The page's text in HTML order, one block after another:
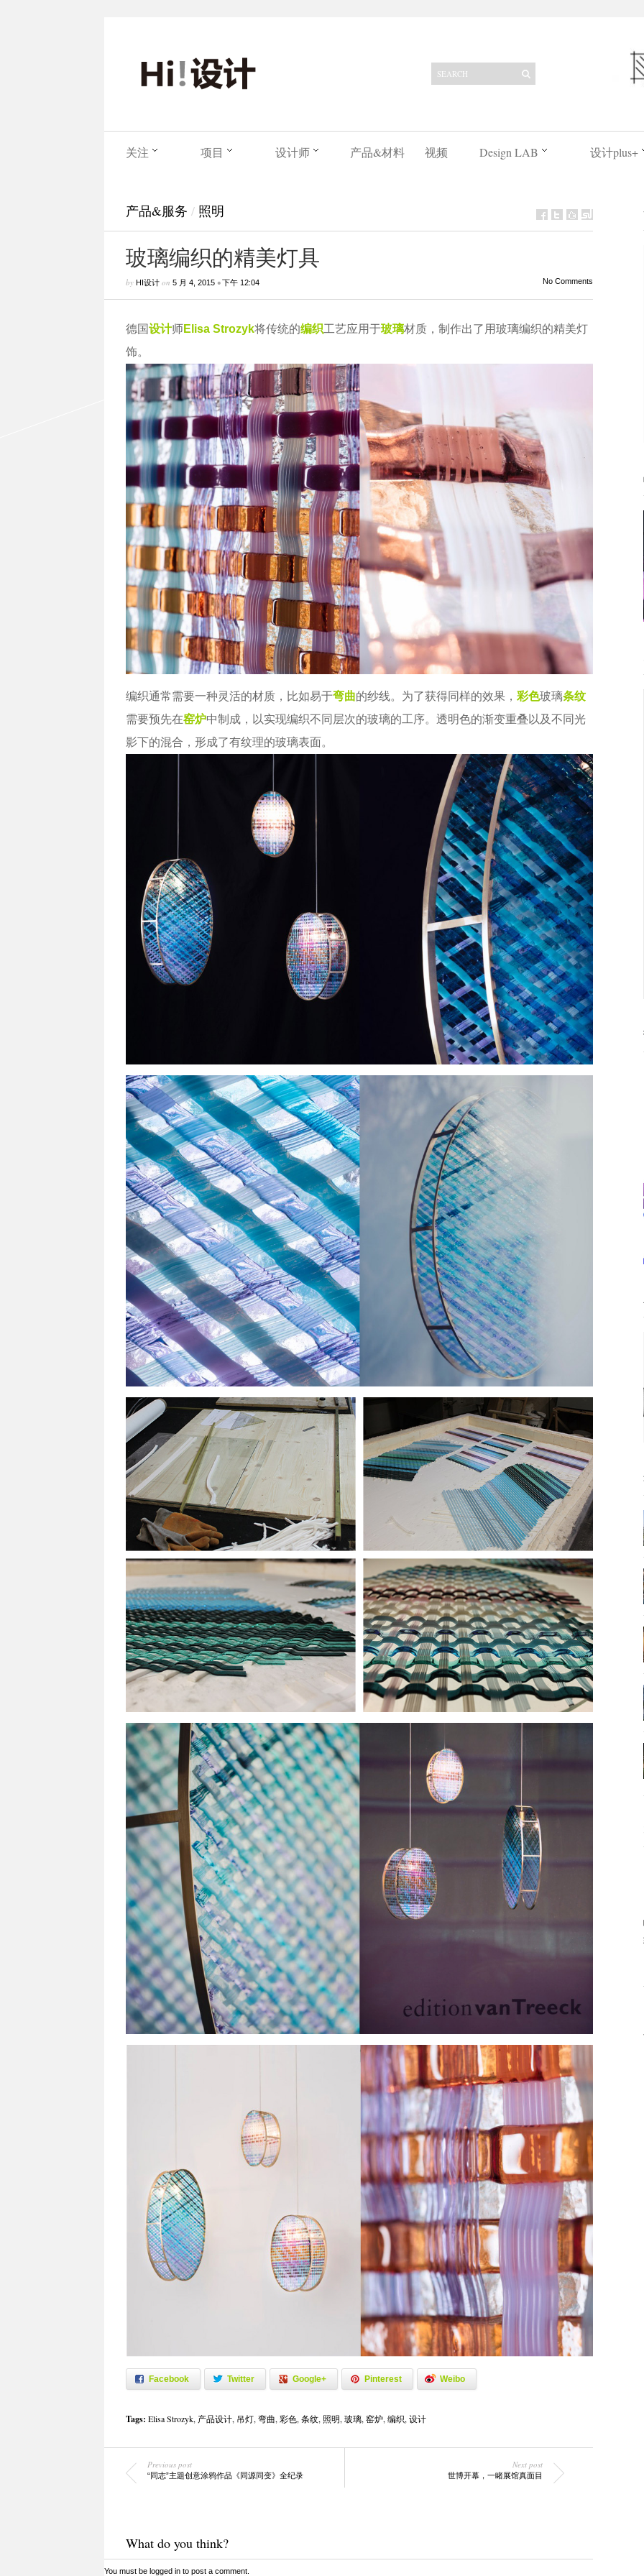
关注 项目 设计师 产品&材料 视频 Design LAB 设计plus+
产品&服务 / 照明
玻璃编织的精美灯具
by HI设计on 5 月 4, 2015•下午 12:04 No Comments
德国设计师Elisa Strozyk将传统的编织工艺应用于玻璃材质，制作出了用玻璃编织的精美灯
饰。
编织通常需要一种灵活的材质，比如易于弯曲的纱线。为了获得同样的效果， 彩色玻璃条纹
需要预先在窑炉中制成，以实现编织不同层次的玻璃的工序。透明色的渐变重叠以及不同光
影下的混合，形成了有纹理的玻璃表面。
Facebook Twitter Google+ Pinterest Weibo
Tags: Elisa Strozyk, 产品设计, 吊灯,弯曲,彩色,条纹, 照明,玻璃,窑炉,编织,设计
Previous post
“同志”主題创意涂鸦作品《同源同变》全纪录
Next post
世博开幕，一睹展馆真面目
What do you think?
You must be logged into post a comment.